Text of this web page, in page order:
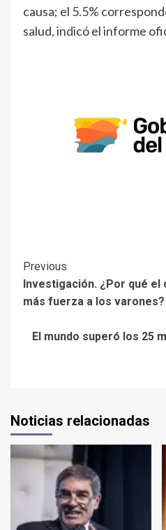
causa; el 5.5%
salud, indicó el informe
Previous
Investigación. ¿Por qué
más fuerza a los varones?
El mundo superó los 25
Noticias relacionadas